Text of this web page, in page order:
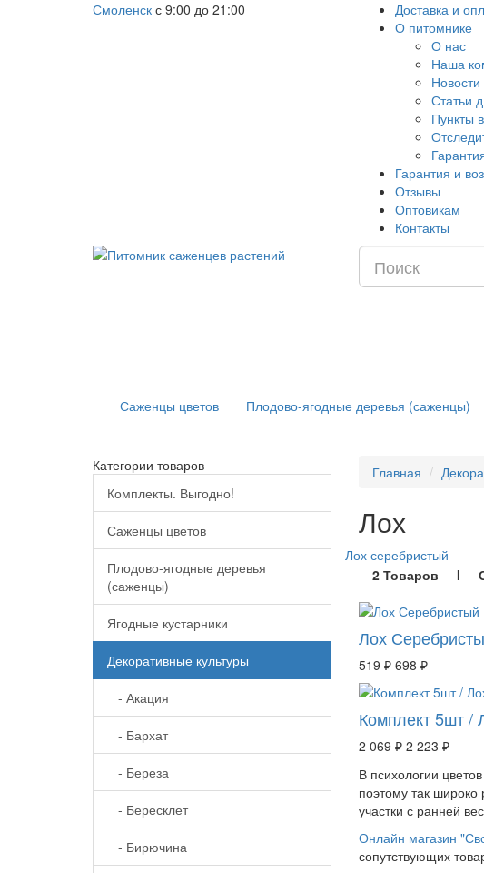
Смоленск с 9:00 до 21:00
Доставка и
О питомнике
О нас
Наша
Новости
Статьи
Пункты
Гарантия и
Отзывы
Оптовикам
Контакты
Саженцы цветов Плодово-ягодные деревья (саженцы)
Категории товаров
Комплекты. Выгодно!
Саженцы цветов
Плодово-ягодные деревья
(саженцы)
Ягодные кустарники
Декоративные культуры
- Акация
- Бархат
- Береза
- Бересклет
- Бирючина
Главная
Лох
Лох серебристый
2 Товаров I
Лох
519 ₽ 698 ₽
Комплект 5шт /
2 069 ₽ 2 223 ₽
В психологии
поэтому так
участки с ранней
Онлайн магазин
сопутствующих